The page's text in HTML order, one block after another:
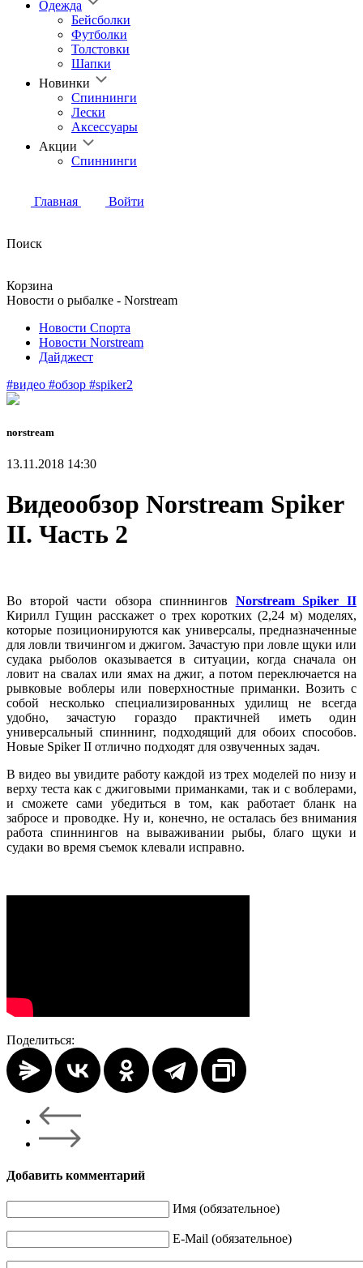
Одежда
Бейсболки
Футболки
Толстовки
Шапки
Новинки
Спиннинги
Лески
Аксессуары
Акции
Спиннинги
Главная Войти
Поиск
Корзина
Новости о рыбалке - Norstream
Новости Спорта
Новости Norstream
Дайджест
#видео #обзор #spiker2
norstream
13.11.2018 14:30
Видеообзор Norstream Spiker
II. Часть 2
Во второй части обзора спиннингов Norstream Spiker II
Кирилл Гущин расскажет о трех коротких (2,24 м) моделях,
которые позиционируются как универсалы, предназначенные
для ловли твичингом и джигом. Зачастую при ловле щуки или
судака рыболов оказывается в ситуации, когда сначала он
ловит на свалах или ямах на джиг, а потом переключается на
рывковые воблеры или поверхностные приманки. Возить с
собой несколько специализированных удилищ не всегда
удобно, зачастую гораздо практичней иметь один
универсальный спиннинг, подходящий для обоих способов.
Новые Spiker II отлично подходят для озвученных задач.
В видео вы увидите работу каждой из трех моделей по низу и
верху теста как с джиговыми приманками, так и с воблерами,
и сможете сами убедиться в том, как работает бланк на
забросе и проводке. Ну и, конечно, не осталась без внимания
работа спиннингов на вываживании рыбы, благо щуки и
судаки во время съемок клевали исправно.
Поделиться:
Добавить комментарий
Имя (обязательное)
E-Mail (обязательное)